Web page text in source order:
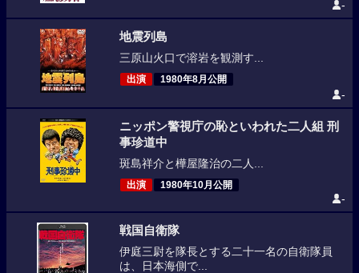
-
地震列島
三原山火口で溶岩を観測す...
出演 1980年8月公開
-
ニッポン警視庁の恥といわれた二人組 刑
事珍道中
斑島祥介と樺屋隆治の二人...
出演 1980年10月公開
-
戦国自衛隊
伊庭三尉を隊長とする二十一名の自衛隊員
は、日本海側で...